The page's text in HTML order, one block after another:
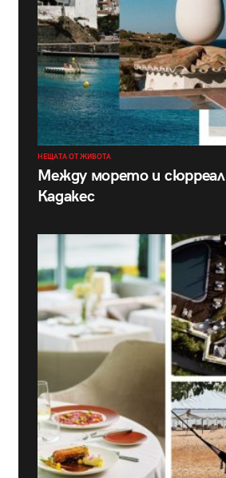
НЕЩАТА ОТ ЖИВОТА
Между морето и
Кадакес